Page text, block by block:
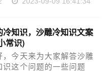
相信很大概率可以解决您
，……
冷知识，沙雕冷知识文案
常识)
，今天来为大家解答沙雕
识这个问题的一些问题